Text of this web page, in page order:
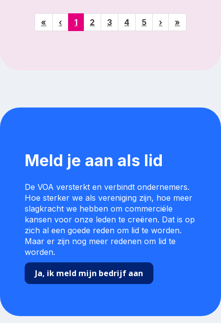
« ‹ 1(huidige)
2 3 4 5 › »
Meld je aan als lid
De VOA versterkt en verbindt ondernemers.
Hoe sterker we als vereniging zijn, hoe meer
slagkracht we hebben om commerciële
kansen voor onze leden te creëren. Dat is op
zich al een goede reden om lid te worden.
Maar er zijn nog meer redenen om lid te
worden.
Ja, ik meld mijn bedrijf aan